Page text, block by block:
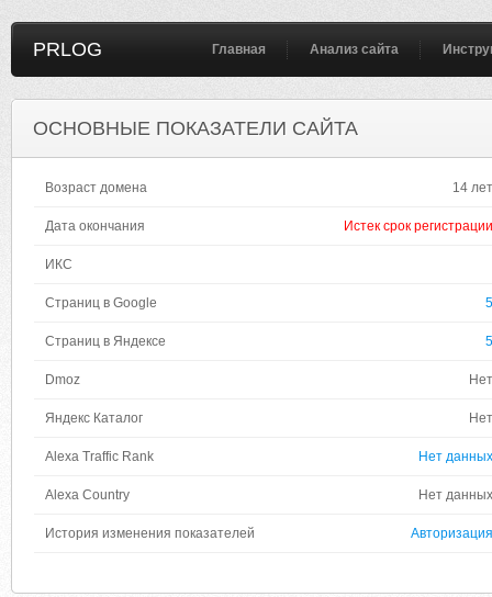
PRLOG Главная Анализ сайта
ОСНОВНЫЕ ПОКАЗАТЕЛИ САЙТА
Возраст домена 14 лет
Дата окончания Истек срок регистрации
ИКС
Страниц в Google 5
Страниц в Яндексе 5
Dmoz Нет
Яндекс Каталог Нет
Alexa Traffic Rank Нет данных
Alexa Country Нет данных
История изменения показателей Авторизация